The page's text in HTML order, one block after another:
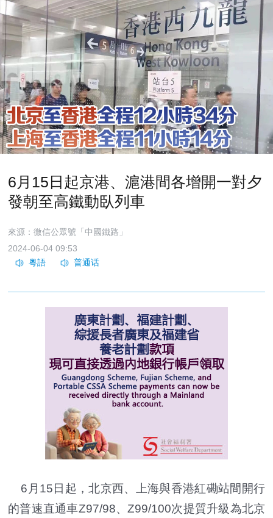
6月15日起京港、滬港間各增開一對夕
發朝至高鐵動臥列車
來源：微信公眾號「中國鐵路」
2024-06-04 09:53
6月15日起，北京西、上海與香港紅磡站間開行
的普速直通車Z97/98、Z99/100次提質升級為北京